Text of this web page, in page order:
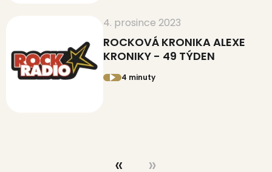
4. prosince 2023
ROCKOVÁ KRONIKA ALEXE
KRONIKY - 49 TÝDEN
4 minuty